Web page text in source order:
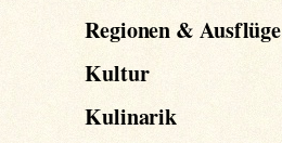
Regionen & Ausflüge
Kultur
Kulinarik